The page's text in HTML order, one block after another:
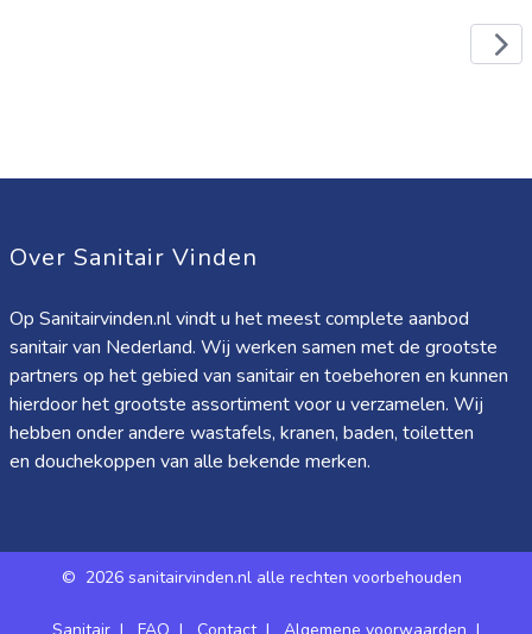
Over Sanitair Vinden
Op Sanitairvinden.nl vindt u het meest complete aanbod
sanitair van Nederland. Wij werken samen met de grootste
partners op het gebied van sanitair en toebehoren en kunnen
hierdoor het grootste assortiment voor u verzamelen. Wij
hebben onder andere wastafels, kranen, baden, toiletten
en douchekoppen van alle bekende merken.
© 2026 sanitairvinden.nl alle rechten voorbehouden